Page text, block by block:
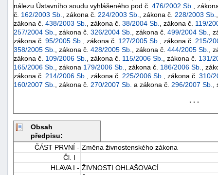
nálezu Ústavního soudu vyhlášeného pod č. 476/2002 Sb.
,
č. 162/2003 Sb. , zákona č. 224/2003 Sb. , zákona č. 228/2003 Sb.
zákona č. 438/2003 Sb. , zákona č. 38/2004 Sb. , zákona č. 119/
257/2004 Sb.
, zákona č. 326/2004 Sb. , zákona č. 499/2004 Sb.
,
zákona č. 95/2005 Sb. , zákona č. 127/2005 Sb. , zákona č. 215/
358/2005 Sb.
, zákona č. 428/2005 Sb. , zákona č. 444/2005 Sb.
,
zákona č. 109/2006 Sb. , zákona č. 115/2006 Sb. , zákona č. 131/
165/2006 Sb.
, zákona 179/2006 Sb. , zákona č. 186/2006 Sb.
,
zákona č. 214/2006 Sb. , zákona č. 225/2006 Sb. , zákona č. 310/
160/2007 Sb.
, zákona č. 270/2007 Sb. a zákona č. 296/2007 Sb.
. . .
Obsah
předpisu:
ČÁST PRVNÍ - Změna živnostenského zákona
Čl. I
HLAVA I - ŽIVNOSTI OHLAŠOVACÍ
+náhrady